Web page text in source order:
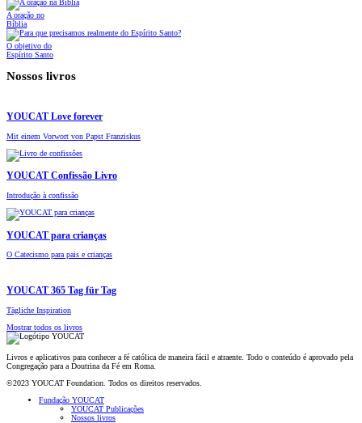
A oração no
Bíblia
O objetivo do
Espírito Santo
Nossos livros
YOUCAT Love forever
Mit einem Vorwort von Papst Franziskus
YOUCAT Confissão Livro
Introdução à confissão
YOUCAT para crianças
O Catecismo para pais e crianças
YOUCAT 365 Tag für Tag
Tägliche Inspiration
Mostrar todos os livros
Livros e aplicativos para conhecer a fé católica de maneira fácil e atraente. Todo o conteúdo é aprovado pela
Congregação para a Doutrina da Fé em Roma.
©2023 YOUCAT Foundation. Todos os direitos reservados.
Fundação YOUCAT
YOUCAT Publicações
Nossos livros